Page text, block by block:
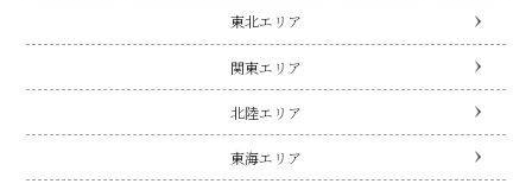
東北エリア
関東エリア
北陸エリア
東海エリア